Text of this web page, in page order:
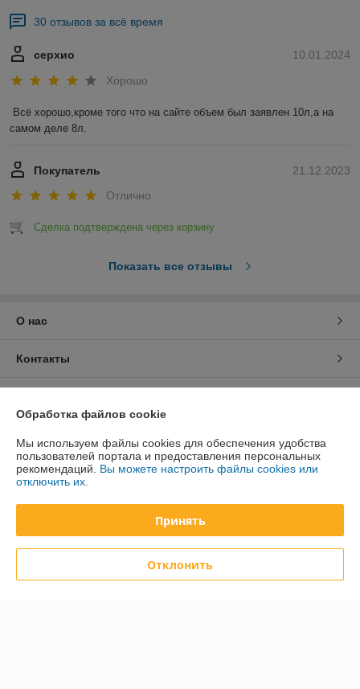
30 отзывов за всё время
10.01.2024
серхио
Хорошо
Всё хорошо,кроме того что на сайте объем был заявлен 10л,а на
самом деле 8л.
21.12.2023
Покупатель
Отлично
Сделка подтверждена через корзину
Показать все отзывы
О нас
Контакты
Полная версия сайта
Политика обработки cookies
Сайт создан на платформе Deal.by
Обработка файлов cookie
Мы используем файлы cookies для обеспечения удобства
пользователей портала и предоставления персональных
рекомендаций. Вы можете настроить файлы cookies или
отключить их.
Принять
Отклонить